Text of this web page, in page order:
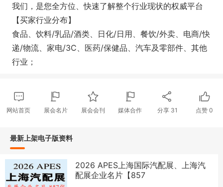
我们，是您全方位、快速了解整个行业现状的权威平台
【买家行业分布】
食品、饮料/乳品/酒类、日化/日用、餐饮/外卖、电商/快
递/物流、家电/3C、医药/保健品、汽车及零部件、其他
行业；
网站首页 展会名片 展会会刊 媒体合作 分享 31 点赞0
最新上架电子版资料
2026 APES上海国际汽配展、上海汽
配展企业名片【857